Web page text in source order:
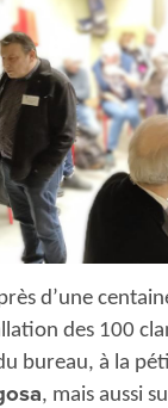
d’une
des 100
bureau, à la
, mais aussi